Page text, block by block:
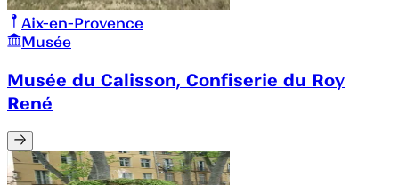
Aix-en-Provence
Musée
Musée du Calisson, Confiserie du Roy
René